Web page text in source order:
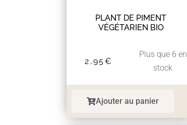
PLANT DE PIMENT
VÉGÉTARIEN BIO
2,95€
Plus que 6 en
stock
Ajouter au panier